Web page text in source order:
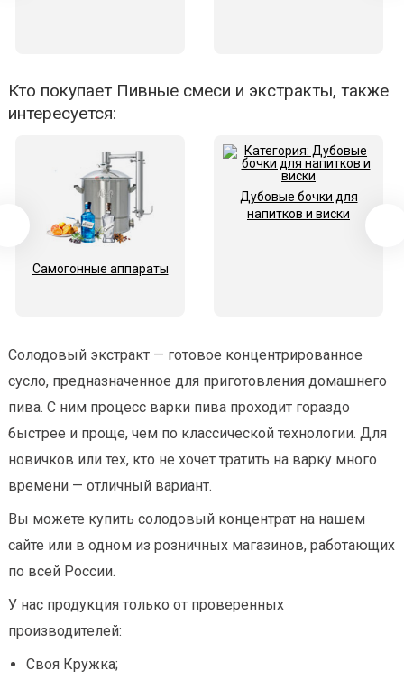
Кто покупает Пивные смеси и экстракты, также
интересуется:
Самогонные аппараты
Дубовые бочки для
напитков и виски
Солодовый экстракт — готовое концентрированное
сусло, предназначенное для приготовления домашнего
пива. С ним процесс варки пива проходит гораздо
быстрее и проще, чем по классической технологии. Для
новичков или тех, кто не хочет тратить на варку много
времени — отличный вариант.
Вы можете купить солодовый концентрат на нашем
сайте или в одном из розничных магазинов, работающих
по всей России.
У нас продукция только от проверенных
производителей:
Своя Кружка;